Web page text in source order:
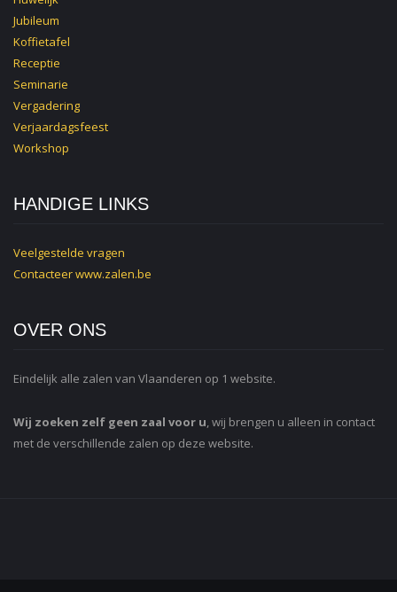
Jubileum
Koffietafel
Receptie
Seminarie
Vergadering
Verjaardagsfeest
Workshop
HANDIGE LINKS
Veelgestelde vragen
Contacteerwww.zalen.be
OVER ONS
Eindelijk alle zalen van Vlaanderen op 1 website.
Wij zoeken zelf geen zaal voor u, wij brengen u alleen in contact
met de verschillende zalen op deze website.